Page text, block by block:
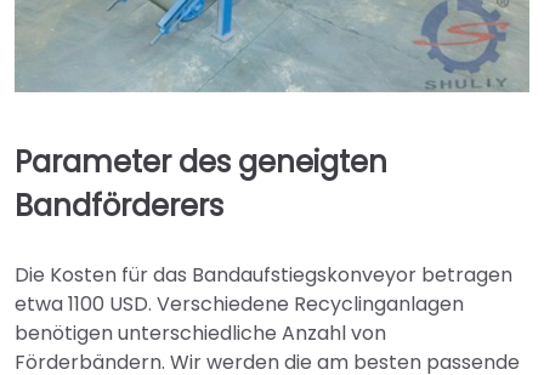
Parameter des geneigten
Bandförderers
Die Kosten für das Bandaufstiegskonveyor betragen
etwa 1100 USD. Verschiedene Recyclinganlagen
benötigen unterschiedliche Anzahl von
Förderbändern. Wir werden die am besten passende